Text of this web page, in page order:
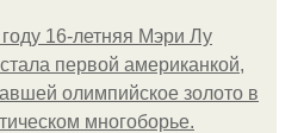
16-летняя Мэри Лу
первой американкой,
олимпийское золото в
многоборье.